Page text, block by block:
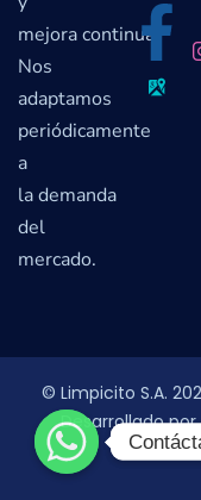
mejora continua.
Nos
adaptamos
periódicamente
a
la demanda
del
mercado.
© Limpicito S.A.
Desarrollado